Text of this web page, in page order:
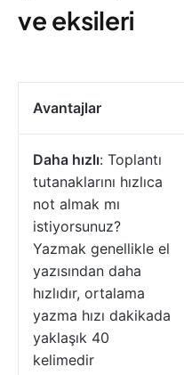
ve eksileri
Avantajlar
Daha hızlı: Toplantı
tutanaklarını hızlıca
not almak mı
istiyorsunuz?
Yazmak genellikle el
yazısından daha
hızlıdır, ortalama
yazma hızı dakikada
yaklaşık 40
kelimedir